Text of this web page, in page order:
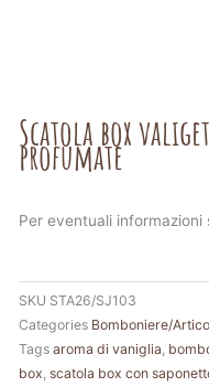
Scatola box
profumate
Per eventuali informazioni
SKU STA26/SJ103
Categories Bomboniere/
Tags aroma di vaniglia
box scatola box con